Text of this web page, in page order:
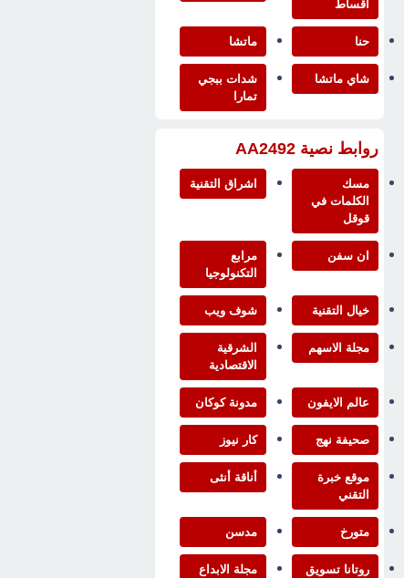
اقساط
حنا ماتشا
شاي ماتشا
شدات ببجي
تمارا
روابط نصية AA2492
مسك
الكلمات في
قوقل
اشراق التقنية
ان سفن
مرابع
التكنولوجيا
خيال التقنية شوف ويب
مجلة الاسهم
الشرقية
الاقتصادية
عالم الايفون مدونة كوكان
صحيفة نهج كار نيوز
موقع خبرة
التقني
أناقة أنثى
متورخ مدسن
روتانا تسويق مجلة الابداع